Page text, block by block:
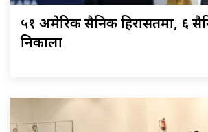
५१ अमेरिकी सैनिक हिरासतमा, ६
निकाला